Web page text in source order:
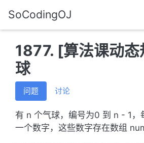
SoCodingOJ
1877. [算法课动
球
问题 讨论
有 n 个气球，编号为0 到 n - 1，
一个数字，这些数字存在数组